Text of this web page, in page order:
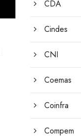
CDA
Cindes
CNI
Coemas
Coinfra
Compem